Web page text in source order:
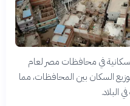
في محافظات مصر لعام
توزيع السكان بين المحافظات، مما
البلاد.